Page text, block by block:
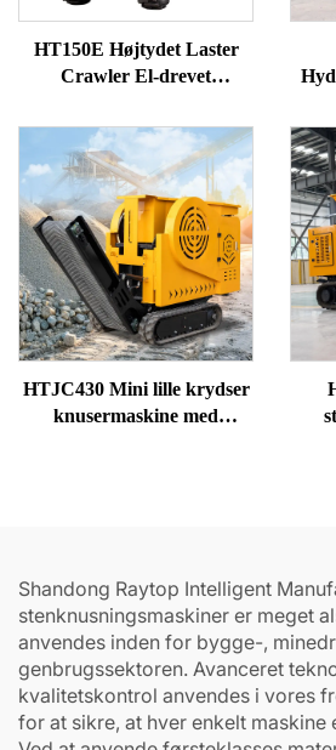
HT150E Højtydet Laster
Crawler El-drevet
HTJC430 Mini lille krydser
knusermaskine med
Shandong Raytop Intelligent
stenknusningsmaskiner er meget
anvendes inden for bygge-,
genbrugssektoren. Avanceret
kvalitetskontrol anvendes i vores
for at sikre, at hver enkelt